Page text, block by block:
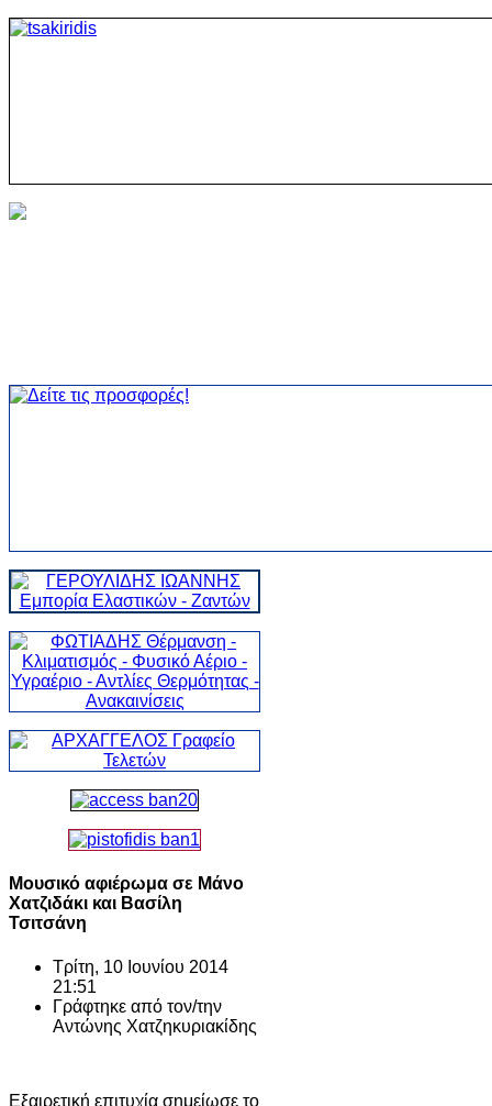
Μουσικό αφιέρωμα σε Μάνο
Χατζιδάκι και Βασίλη
Τσιτσάνη
Τρίτη, 10 Ιουνίου 2014
21:51
Γράφτηκε από τον/την
Αντώνης Χατζηκυριακίδης
Εξαιρετική επιτυχία σημείωσε το